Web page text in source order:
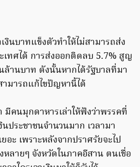
นบาทแข็งตัวทำให้ไม่สามารถส่ง
เทศได้ การส่งออกติดลบ 5.7% สูญ
ล้านบาท ดังนั้นหากได้รัฐบาลที่มา
ามารถแก้ไขปัญหานี้ได้
มีคนมุกดาหารเล่าให้ฟังว่าพรรคที่
ประชาชนจำนวนมาก เวลามา
ะ เพราะหลังจากปราศรัยจะไป
ลายๆ จังหวัดในภาคอีสาน ตนเชื่อ